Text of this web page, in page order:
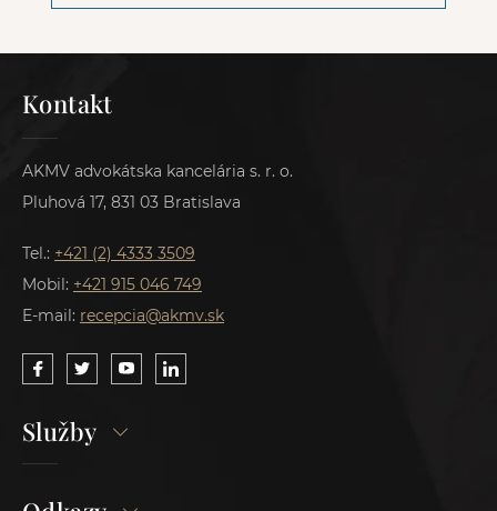
Kontakt
AKMV advokátska kancelária s. r. o.
Pluhová 17, 831 03 Bratislava
Tel.: +421 (2) 4333 3509
Mobil: +421 915 046 749
E-mail: recepcia@akmv.sk
Služby